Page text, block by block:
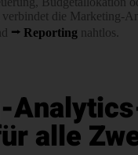
die Marketing-
Reportingnahtlos.
alle